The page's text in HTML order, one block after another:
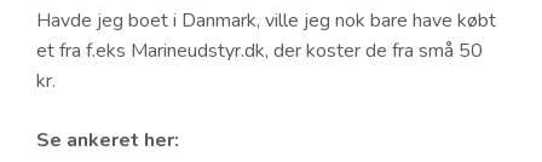
Havde jeg boet i Danmark, ville jeg nok bare have købt
et fra f.eks Marineudstyr.dk, der koster de fra små 50
kr.
Se ankeret her: